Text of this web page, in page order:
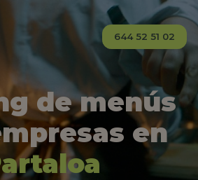
644 52 51 02
de menús
en